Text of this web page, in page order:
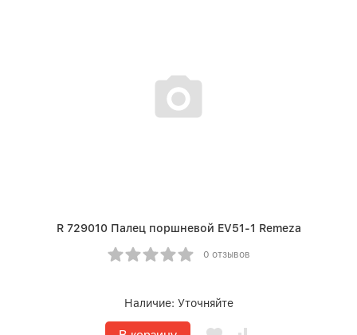
R 729010 Палец поршневой EV51-1 Remeza
0 отзывов
Наличие: Уточняйте